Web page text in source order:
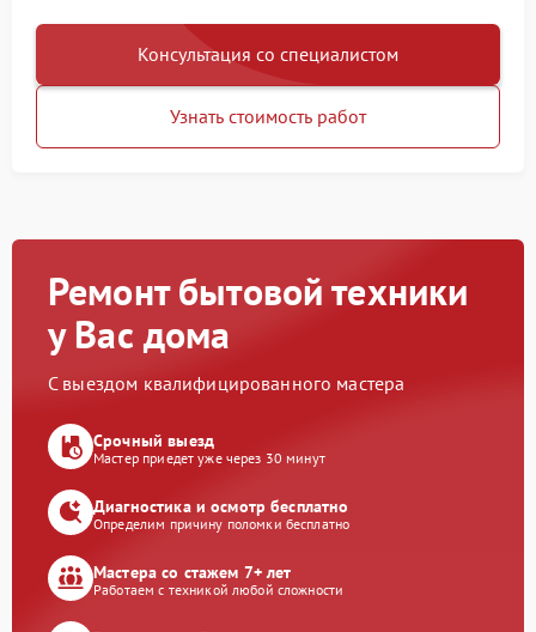
Консультация со специалистом
Узнать стоимость работ
Ремонт бытовой техники
у Вас дома
С выездом квалифицированного мастера
Срочный выезд
Мастер приедет уже через 30 минут
Диагностика и осмотр бесплатно
Определим причину поломки бесплатно
Мастера со стажем 7+ лет
Работаем с техникой любой сложности